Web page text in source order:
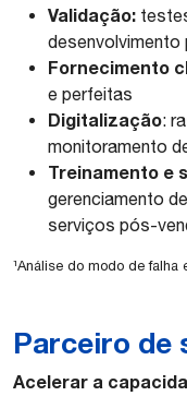
Validação:
desenvolvimento
Fornecimento
e perfeitas
Digitalização:
monitoramento
Treinamento e
gerenciamento
serviços pós-
¹Análise do modo de falha
Parceiro de
Acelerar a